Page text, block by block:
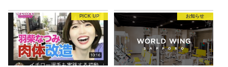
PICK UP お知らせ